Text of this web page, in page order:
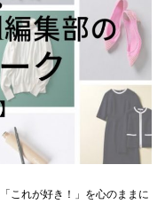
これが好き！」を心のままに